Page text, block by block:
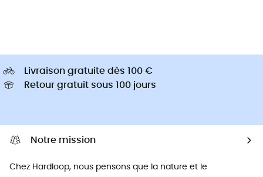
Livraison gratuite dès 100 €
Retour gratuit sous 100 jours
Notre mission
Chez Hardloop, nous pensons que la nature et le